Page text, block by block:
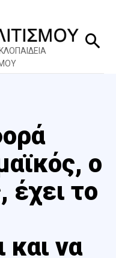
ο
έχει το
και να